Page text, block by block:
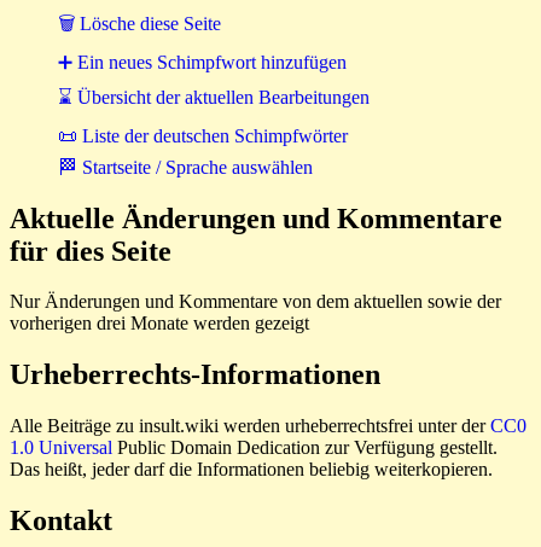
🗑 Lösche diese Seite
➕ Ein neues Schimpfwort hinzufügen
⌛ Übersicht der aktuellen Bearbeitungen
📜 Liste der deutschen Schimpfwörter
🏁 Startseite / Sprache auswählen
Aktuelle Änderungen und Kommentare
für dies Seite
Nur Änderungen und Kommentare von dem aktuellen sowie der
vorherigen drei Monate werden gezeigt
Urheberrechts-Informationen
Alle Beiträge zu insult.wiki werden urheberrechtsfrei unter derCC0
1.0 Universal Public Domain Dedication zur Verfügung gestellt.
Das heißt, jeder darf die Informationen beliebig weiterkopieren.
Kontakt